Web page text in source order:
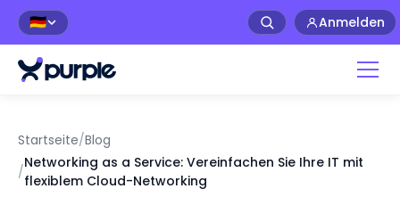
🇩🇪 Anmelden
Startseite/Blog
/
Networking as a Service: Vereinfachen Sie Ihre IT mit
flexiblem Cloud-Networking